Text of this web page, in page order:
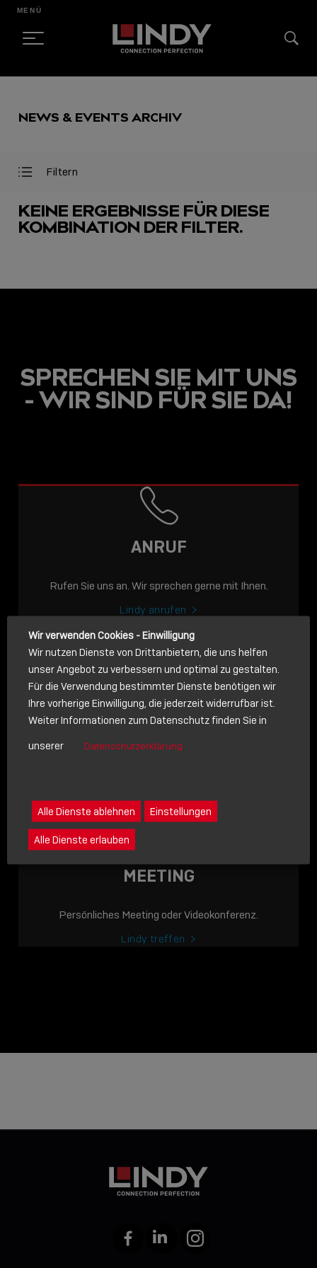
CONTENT
MENÜ
NEWS & EVENTS ARCHIV
Filter
Filter
Filtern
USB-C ÜBER LANGE
DISTANZEN: AKTIVE
USB-C-KABEL FÜR
STABILE 10 GBIT/S BIS
LINDY ACADEMY
JETZT ONLINE
VERFÜGBAR: DIE
LINDY ACADEMY –
WISSEN, DAS
KEINE ERGEBNISSE FÜR DIESE
KOMBINATION DER FILTER.
SPRECHEN SIE MIT UNS
- WIR SIND FÜR SIE DA!
ANRUF
Rufen Sie uns an. Wir sprechen gerne mit Ihnen.
Lindy anrufen
NACHRICHT
Schreiben Sie lieber? Dann schicken Sie uns gerne eine
MEETING
Persönliches Meeting oder Videokonferenz.
Lindy treffen
FacebookLinkedIn Instagram
Wir verwenden Cookies - Einwilligung
Wir nutzen Dienste von Drittanbietern, die uns helfen
unser Angebot zu verbessern und optimal zu gestalten.
Für die Verwendung bestimmter Dienste benötigen wir
Ihre vorherige Einwilligung, die jederzeit widerrufbar ist.
Weiter Informationen zum Datenschutz finden Sie in
unserer
Datenschutzerklärung
Alle Dienste ablehnen Einstellungen
Alle Dienste erlauben